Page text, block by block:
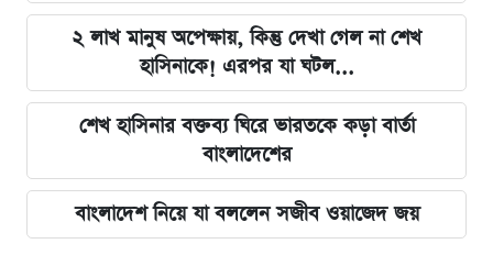
২ লাখ মানুষ অপেক্ষায়, কিন্তু দেখা গেল না শেখ
হাসিনাকে! এরপর যা ঘটল...
শেখ হাসিনার বক্তব্য ঘিরে ভারতকে কড়া বার্তা
বাংলাদেশের
বাংলাদেশ নিয়ে যা বললেন সজীব ওয়াজেদ জয়